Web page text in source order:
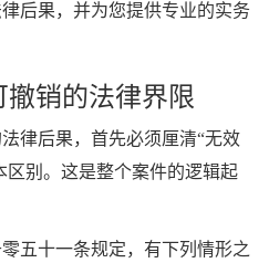
后果，并为您提供专业的实务
销的法律界限
律后果，首先必须厘清“无效
区别。这是整个案件的逻辑起
五十一条规定，有下列情形之